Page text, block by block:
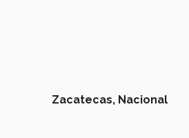
Zacatecas, Nacional